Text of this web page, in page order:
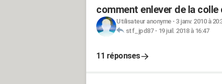
comment enlever de la colle
Utilisateur anonyme- 3 janv. 2010 à
stf_jpd87- 19 juil. 2018 à 16:47
11 réponses